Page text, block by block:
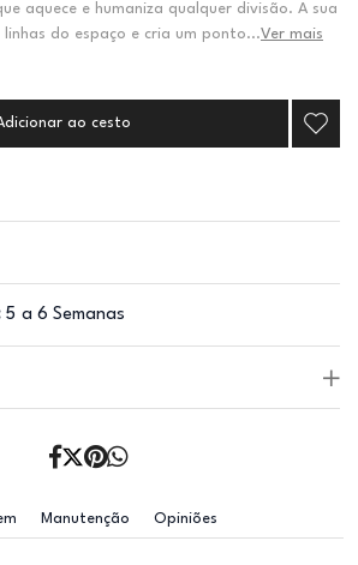
aquece e humaniza qualquer divisão. A sua
do espaço e cria um ponto...Ver mais
ao cesto
5 a 6 Semanas
Manutenção Opiniões